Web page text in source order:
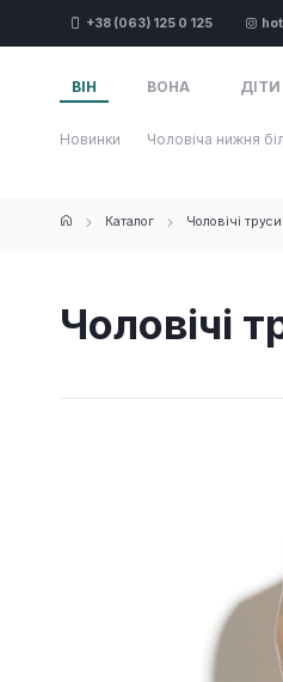
+38 (063) 125 0 125
ВІН ВОНА ДІТИ
Новинки Чоловіча нижня
Каталог Чоловічі труси
Чоловічі